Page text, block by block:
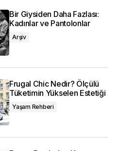
Bir Giysiden Daha Fazlası:
Kadınlar ve Pantolonlar
Arşiv
Frugal Chic Nedir? Ölçülü
Tüketimin Yükselen Estetiği
Yaşam Rehberi